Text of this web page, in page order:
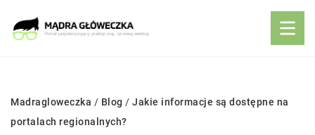
Madragloweczka / Blog / Jakie informacje są dostępne na
portalach regionalnych?